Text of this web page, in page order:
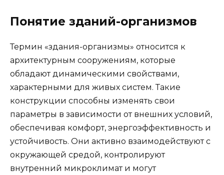
Понятие зданий-организмов
Термин «здания-организмы» относится к
архитектурным сооружениям, которые
обладают динамическими свойствами,
характерными для живых систем. Такие
конструкции способны изменять свои
параметры в зависимости от внешних условий,
обеспечивая комфорт, энергоэффективность и
устойчивость. Они активно взаимодействуют с
окружающей средой, контролируют
внутренний микроклимат и могут